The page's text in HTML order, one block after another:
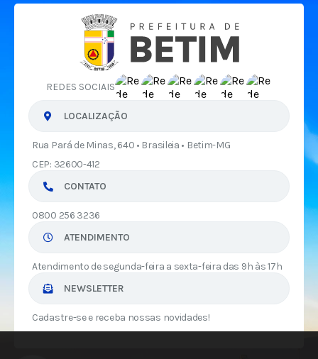
REDES SOCIAIS
LOCALIZAÇÃO
Rua Pará de Minas, 640 • Brasileia • Betim-MG
CEP: 32600-412
CONTATO
0800 256 3236
ATENDIMENTO
Atendimento de segunda-feira a sexta-feira das 9h às 17h
NEWSLETTER
Cadastre-se e receba nossas novidades!